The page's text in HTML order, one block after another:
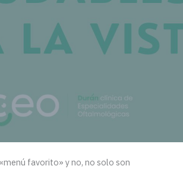
favorito» y no, no solo son